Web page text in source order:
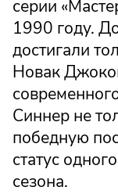
серии
1990 году.
достигали
Новак
Синнер не
победную
статус
сезона.